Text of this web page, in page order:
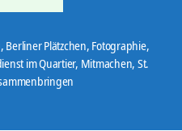
, Berliner Plätzchen, Fotographie,
im Quartier, Mitmachen, St.